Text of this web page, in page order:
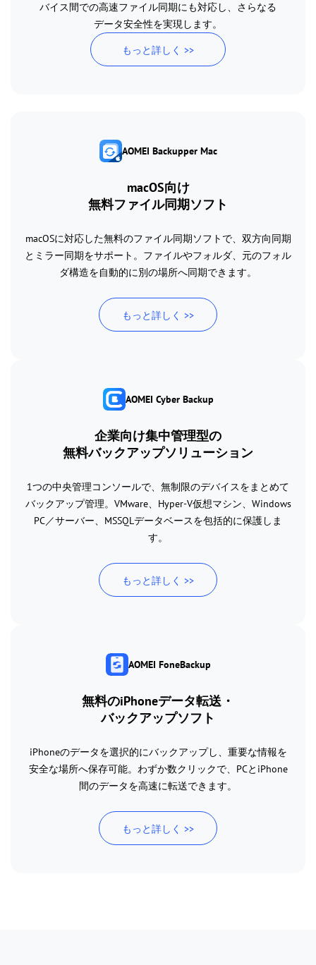
バイス間での高速ファイル同期にも対応し、さらなる
データ安全性を実現します。
もっと詳しく >>
AOMEI Backupper Mac
macOS向け
無料ファイル同期ソフト
macOSに対応した無料のファイル同期ソフトで、双方向同期
とミラー同期をサポート。ファイルやフォルダ、元のフォル
ダ構造を自動的に別の場所へ同期できます。
もっと詳しく >>
AOMEI Cyber Backup
企業向け集中管理型の
無料バックアップソリューション
1つの中央管理コンソールで、無制限のデバイスをまとめて
バックアップ管理。VMware、Hyper-V仮想マシン、Windows
PC／サーバー、MSSQLデータベースを包括的に保護しま
す。
もっと詳しく >>
AOMEI FoneBackup
無料のiPhoneデータ転送・
バックアップソフト
iPhoneのデータを選択的にバックアップし、重要な情報を
安全な場所へ保存可能。わずか数クリックで、PCとiPhone
間のデータを高速に転送できます。
もっと詳しく >>